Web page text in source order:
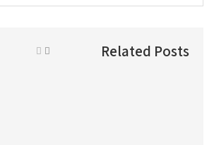
Related Posts